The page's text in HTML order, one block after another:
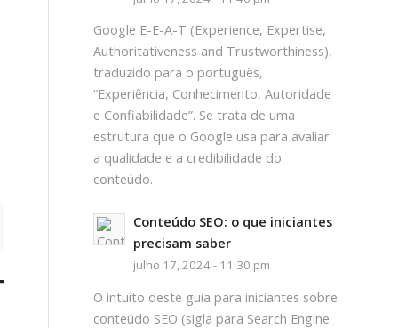
Google E-E-A-T (Experience, Expertise,
Authoritativeness and Trustworthiness),
traduzido para o português,
“Experiência, Conhecimento, Autoridade
e Confiabilidade”. Se trata de uma
estrutura que o Google usa para avaliar
a qualidade e a credibilidade do
conteúdo.
Conteúdo SEO: o que iniciantes
precisam saber
julho 17, 2024 - 11:30 pm
O intuito deste guia para iniciantes sobre
conteúdo SEO (sigla para Search Engine